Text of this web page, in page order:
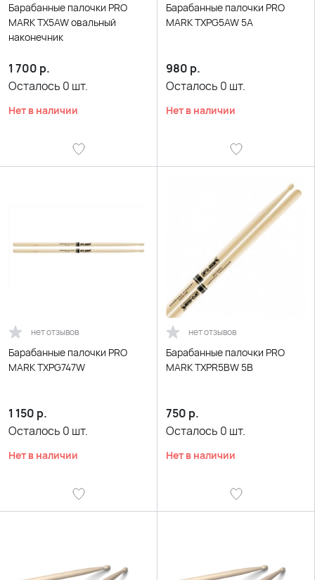
Барабанные палочки PRO
MARK TX5AW овальный
наконечник
1 700 р.
Осталось 0 шт.
Нет в наличии
Барабанные палочки PRO
MARK TXPG5AW 5A
980 р.
Осталось 0 шт.
Нет в наличии
нет отзывов
Барабанные палочки PRO
MARK TXPG747W
1 150 р.
Осталось 0 шт.
Нет в наличии
нет отзывов
Барабанные палочки PRO
MARK TXPR5BW 5B
750 р.
Осталось 0 шт.
Нет в наличии